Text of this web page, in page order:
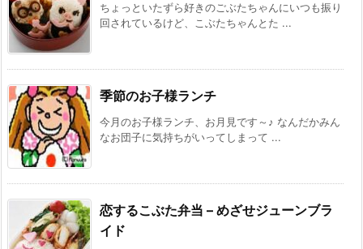
ちょっといたずら好きのごぶたちゃんにいつも振り
回されているけど、こぶたちゃんとた ...
季節のお子様ランチ
今月のお子様ランチ、お月見です～♪ なんだかみん
なお団子に気持ちがいってしまって ...
恋するこぶた弁当 – めざせジューンブラ
イド